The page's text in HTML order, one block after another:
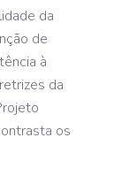
da
de
à
da
os